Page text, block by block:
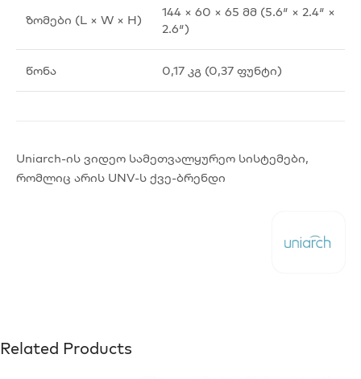
ზომები (L × W × H)
144 × 60 × 65 მმ (5.6″ × 2.4″ ×
2.6″)
წონა 0,17 კგ (0,37 ფუნტი)
Uniarch-ის ვიდეო სამეთვალყურეო სისტემები,
რომლიც არის UNV-ს ქვე-ბრენდი
Related Products